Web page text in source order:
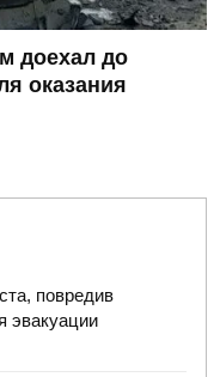
доехал до
оказания
повредив
эвакуации